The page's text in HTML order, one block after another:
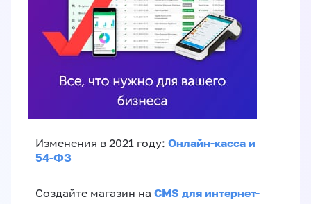
Изменения в 2021 году: Онлайн-касса и
54-ФЗ
Создайте магазин на CMS для интернет-